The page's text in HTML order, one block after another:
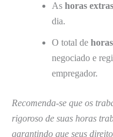
As horas extras
dia.
O total de
negociado e
empregador.
Recomenda-se que os
rigoroso de suas horas
garantindo que seus